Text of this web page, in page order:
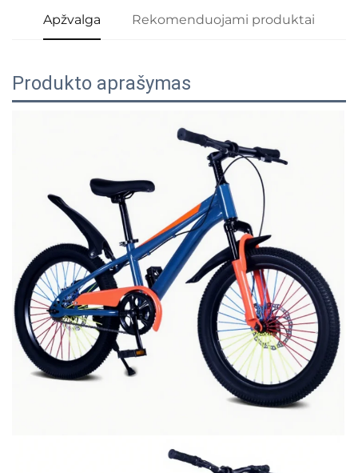
Apžvalga Rekomenduojami produktai
Produkto aprašymas